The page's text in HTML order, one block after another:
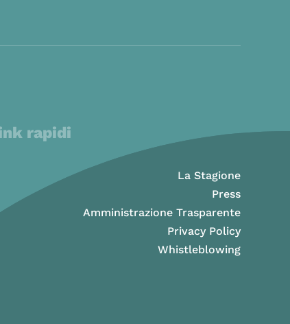
rapidi
La Stagione
Press
Amministrazione Trasparente
Privacy Policy
Whistleblowing